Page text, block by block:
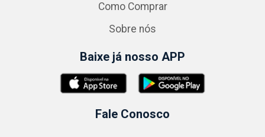
Como Comprar
Sobre nós
Baixe já nosso APP
Fale Conosco